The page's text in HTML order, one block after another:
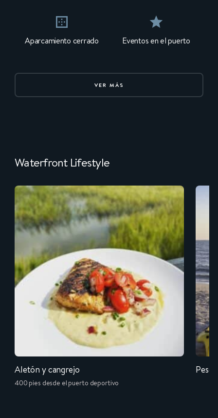
Aparcamiento cerrado Eventos en el puerto
VER MÁS
Waterfront Lifestyle
Aletón y cangrejo
400 pies desde el puerto deportivo